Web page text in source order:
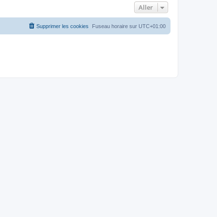
Aller
Fuseau horaire sur UTC+01:00
Supprimer les cookies